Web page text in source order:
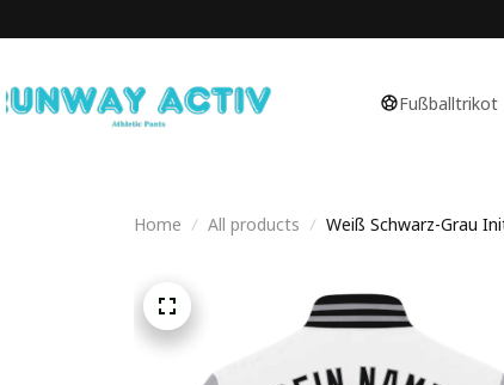
Fußballtrikot
Home All products Weiß Schwarz-Grau